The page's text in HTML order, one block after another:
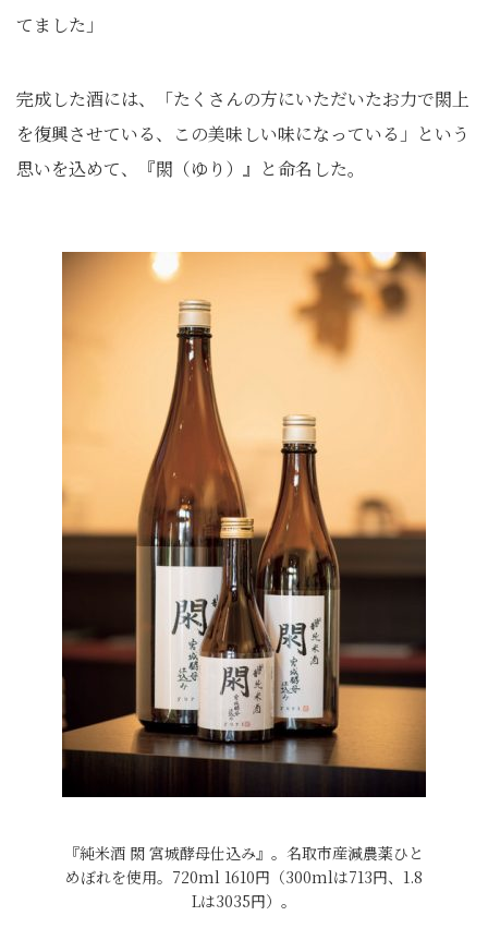
てました」
完成した酒には、「たくさんの方にいただいたお力で閖上
を復興させている、この美味しい味になっている」という
思いを込めて、『閖（ゆり）』と命名した。
『純米酒 閖 宮城酵母仕込み』。名取市産減農薬ひと
めぼれを使用。720ml 1610円（300mlは713円、1.8
Lは3035円）。